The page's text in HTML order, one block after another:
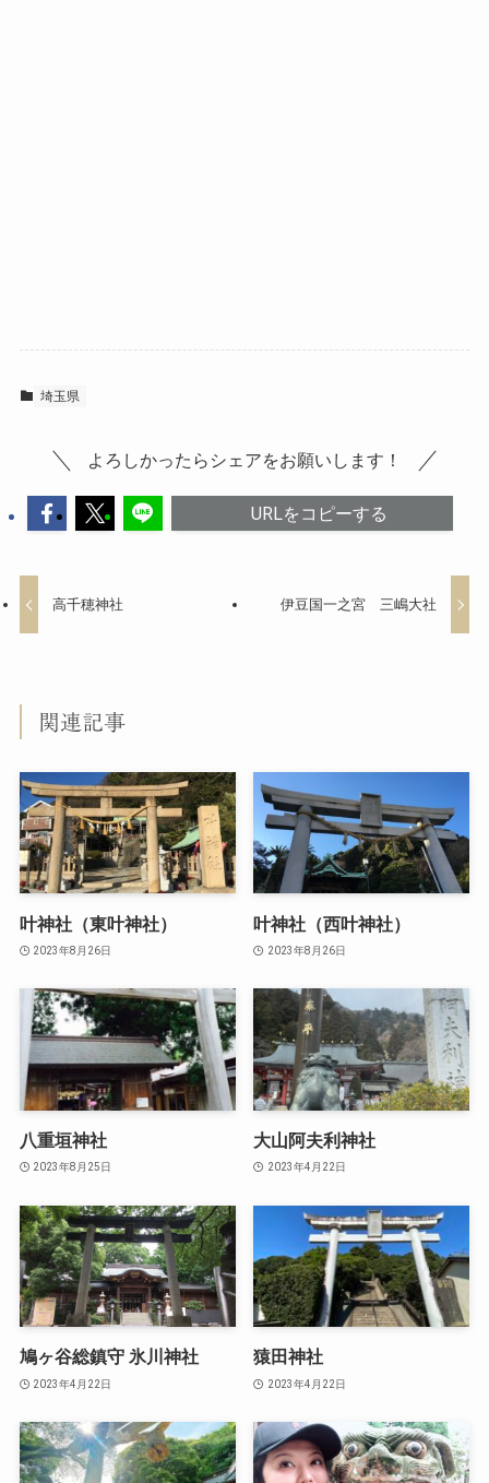
埼玉県
よろしかったらシェアをお願いします！
URLをコピーする
高千穂神社 伊豆国一之宮 三嶋大社
関連記事
叶神社（東叶神社）
2023年8月26日
叶神社（西叶神社）
2023年8月26日
八重垣神社
2023年8月25日
大山阿夫利神社
2023年4月22日
鳩ヶ谷総鎮守 氷川神社
2023年4月22日
猿田神社
2023年4月22日